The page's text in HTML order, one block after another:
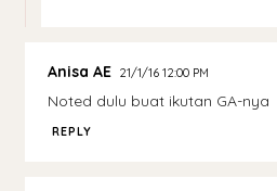
Anisa AE 21/1/16 12:00 PM
Noted dulu buat ikutan GA-nya
REPLY